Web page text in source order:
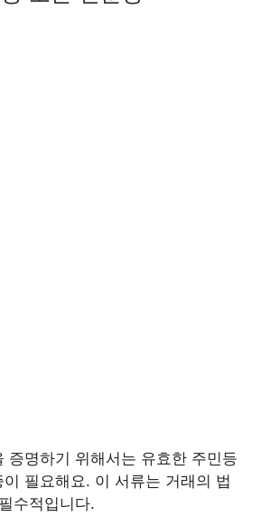
증명하기 위해서는 유효한 주민등
필요해요. 이 서류는 거래의 법
수적입니다.